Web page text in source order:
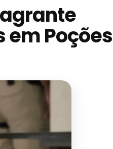
Poções